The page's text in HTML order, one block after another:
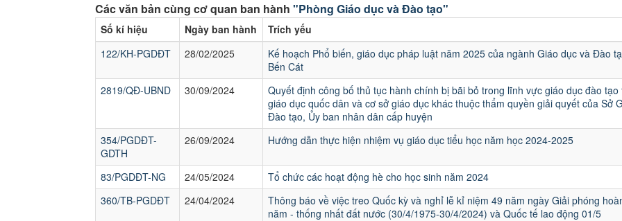
Các văn bản cùng cơ quan ban hành "Phòng Giáo dục và Đào tạo"
Số kí hiệu Ngày ban hành
Trích yếu
122/KH-PGDĐT
28/02/2025
Kế hoạch Phổ biến, giáo dục pháp luật năm 2025 của ngành Giáo dục và Đào
Bến Cát
2819/QĐ-UBND
30/09/2024
Quyết định công bố thủ tục hành chính bị bãi bỏ trong lĩnh vực giáo dục đào tạo
giáo dục quốc dân và cơ sở giáo dục khác thuộc thẩm quyền giải quyết của Sở
Đào tạo, Ủy ban nhân dân cấp huyện
354/PGDĐT-
GDTH
26/09/2024 Hướng dẫn thực hiện nhiệm vụ giáo dục tiểu học năm học 2024-2025
83/PGDĐT-NG 24/05/2024
Tổ chức các hoạt động hè cho học sinh năm 2024
360/TB-PGDĐT
24/04/2024
Thông báo về việc treo Quốc kỳ và nghỉ lễ kỉ niệm 49 năm ngày Giải phóng
năm - thống nhất đất nước (30/4/1975-30/4/2024) và Quốc tế lao động 01/5